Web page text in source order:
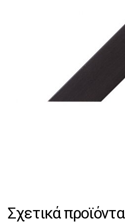
Σχετικά προϊόντα